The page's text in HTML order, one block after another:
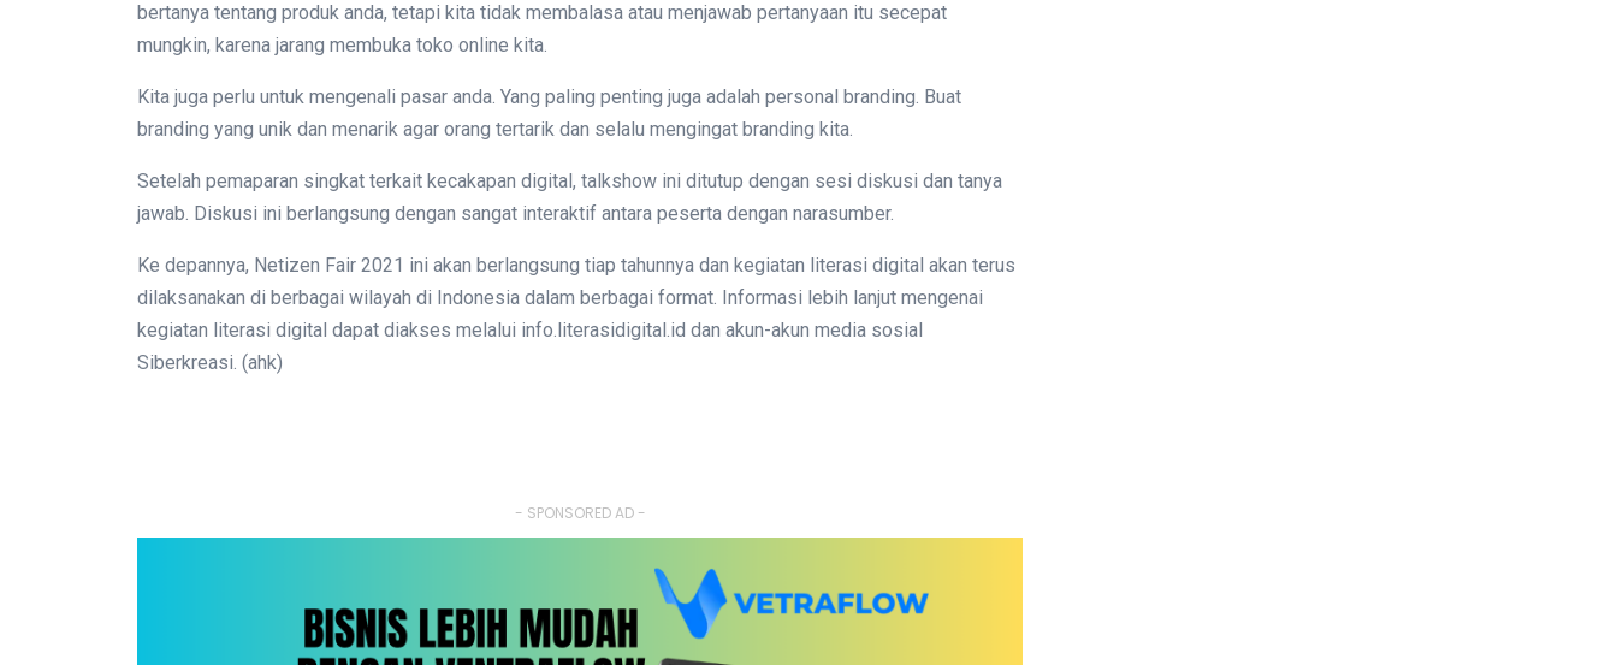
bertanya tentang produk anda, tetapi kita tidak membalasa atau menjawab pertanyaan itu secepat
mungkin, karena jarang membuka toko online kita.
Kita juga perlu untuk mengenali pasar anda. Yang paling penting juga adalah personal branding. Buat
branding yang unik dan menarik agar orang tertarik dan selalu mengingat branding kita.
Setelah pemaparan singkat terkait kecakapan digital, talkshow ini ditutup dengan sesi diskusi dan tanya
jawab. Diskusi ini berlangsung dengan sangat interaktif antara peserta dengan narasumber.
Ke depannya, Netizen Fair 2021 ini akan berlangsung tiap tahunnya dan kegiatan literasi digital akan terus
dilaksanakan di berbagai wilayah di Indonesia dalam berbagai format. Informasi lebih lanjut mengenai
kegiatan literasi digital dapat diakses melalui info.literasidigital.id dan akun-akun media sosial
Siberkreasi. (ahk)
- SPONSORED AD -